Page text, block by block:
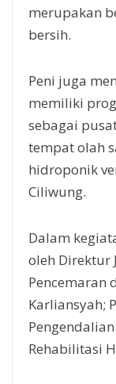
merupakan
bersih.
Peni juga
memiliki
sebagai
tempat olah
hidroponik
Ciliwung.
Dalam
oleh Direktur
Pencemaran
Karliansyah;
Rehabilitasi